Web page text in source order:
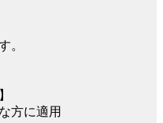
。
方に適用